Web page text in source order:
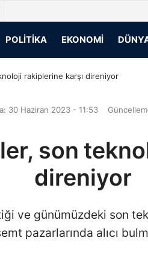
POLITIKA EKONOMI
rakiplerine karşı direniyor
30 Haziran 2023 - 11:53
son
direniyor
ve günümüzdeki son
pazarlarında alıcı